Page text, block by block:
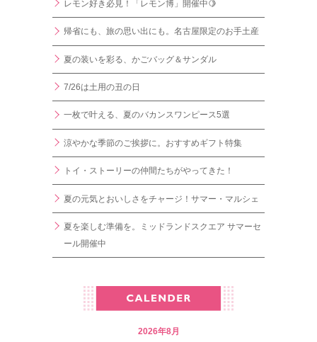
レモン好き必見！「レモン博」開催中🍋
帰省にも、旅の思い出にも。名古屋限定のお手土産
夏の装いを彩る、かごバッグ＆サンダル
7/26は土用の丑の日
一枚で叶える、夏のバカンスワンピース5選
涼やかな季節のご挨拶に。おすすめギフト特集
トイ・ストーリーの仲間たちがやってきた！
夏の元気とおいしさをチャージ！サマー・マルシェ
夏を楽しむ準備を。ミッドランドスクエア サマーセ
ール開催中
2026年8月